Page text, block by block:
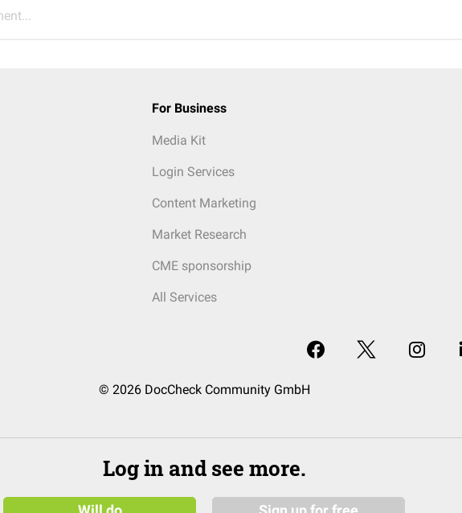
For Business
Media Kit
Login Services
Content Marketing
Market Research
CME sponsorship
All Services
© 2026 DocCheck Community GmbH
Log in and see more.